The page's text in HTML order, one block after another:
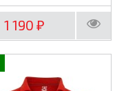
1 190 ₽